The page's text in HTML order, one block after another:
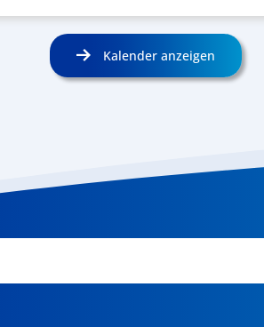
Kalender anzeigen